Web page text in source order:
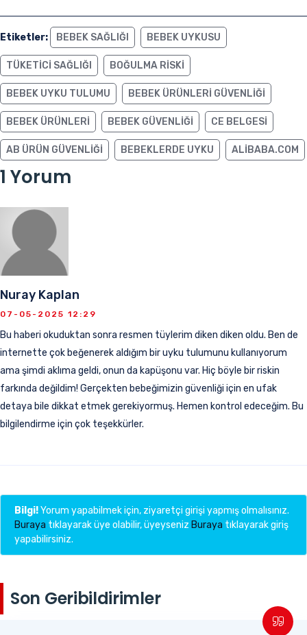
Etiketler: BEBEK SAĞLIĞI BEBEK UYKUSU
TÜKETICI SAĞLIĞI BOĞULMA RISKI
BEBEK UYKU TULUMU BEBEK ÜRÜNLERI GÜVENLIĞI
BEBEK ÜRÜNLERI BEBEK GÜVENLIĞI CE BELGESI
AB ÜRÜN GÜVENLIĞI BEBEKLERDE UYKU ALIBABA.COM
1 Yorum
Nuray Kaplan
07-05-2025 12:29
Bu haberi okuduktan sonra resmen tüylerim diken diken oldu. Ben de
internette çok beğenerek aldığım bir uyku tulumunu kullanıyorum
ama şimdi aklıma geldi, onun da kapüşonu var. Hiç böyle bir riskin
farkında değildim! Gerçekten bebeğimizin güvenliği için en ufak
detaya bile dikkat etmek gerekiyormuş. Hemen kontrol edeceğim. Bu
bilgilendirme için çok teşekkürler.
Bilgi!Yorum yapabilmek için, ziyaretçi girişi yapmış olmalısınız.
Buraya tıklayarak üye olabilir, üyeyseniz Buraya tıklayarak giriş
yapabilirsiniz.
Son Geribildirimler